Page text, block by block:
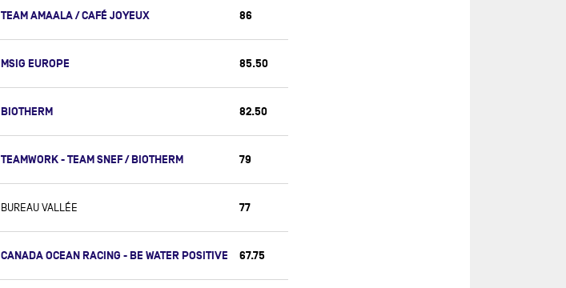
CLARISSE CRÉMER
NICO D'ESTAIS
CHARLIE DALIN
FRANÇOIS DAMIENS
ROSS DANIEL
TEAM AMAALA / CAFÉ JOYEUX 86
MSIG EUROPE 85.50
BIOTHERM 82.50
TEAMWORK - TEAM SNEF / BIOTHERM 79
BUREAU VALLÉE 77
CANADA OCEAN RACING - BE WATER POSITIVE 67.75